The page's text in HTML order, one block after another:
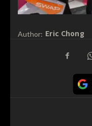
Author: Eric Chong